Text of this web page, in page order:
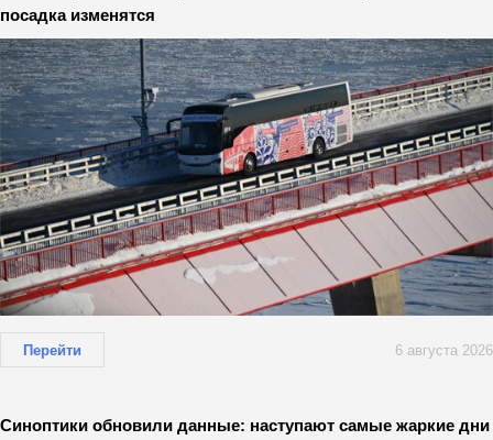
посадка изменятся
Перейти 6 августа 2026
Синоптики обновили данные: наступают самые жаркие дни